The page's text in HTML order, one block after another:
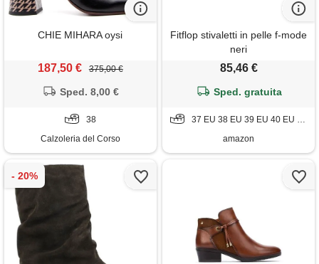
CHIE MIHARA oysi
187,50 € 375,00 €
Sped. 8,00 €
38
Calzoleria del Corso
Fitflop stivaletti in pelle f-mode
neri
85,46 €
Sped. gratuita
37 EU 38 EU 39 EU 40 EU 41 EU
amazon